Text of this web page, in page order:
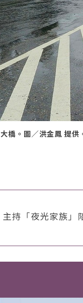
橋。圖／洪金鳳 提供
持「夜光家族」